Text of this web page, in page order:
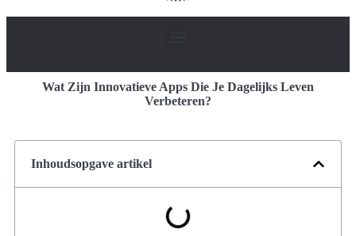
Wat Zijn Innovatieve Apps Die Je Dagelijks Leven
Verbeteren?
Inhoudsopgave artikel